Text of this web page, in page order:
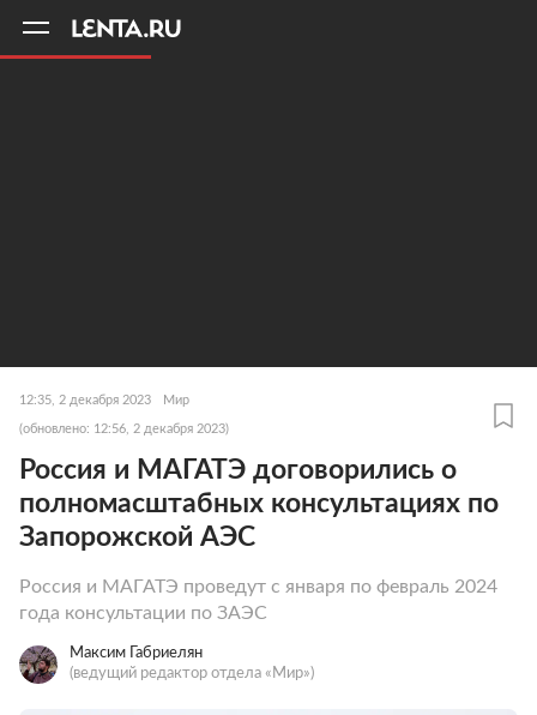
12:35, 2 декабря 2023 Мир
(обновлено: 12:56, 2 декабря 2023)
Россия и МАГАТЭ договорились о
полномасштабных консультациях по
Запорожской АЭС
Россия и МАГАТЭ проведут с января по февраль 2024
года консультации по ЗАЭС
Максим Габриелян
(ведущий редактор отдела «Мир»)